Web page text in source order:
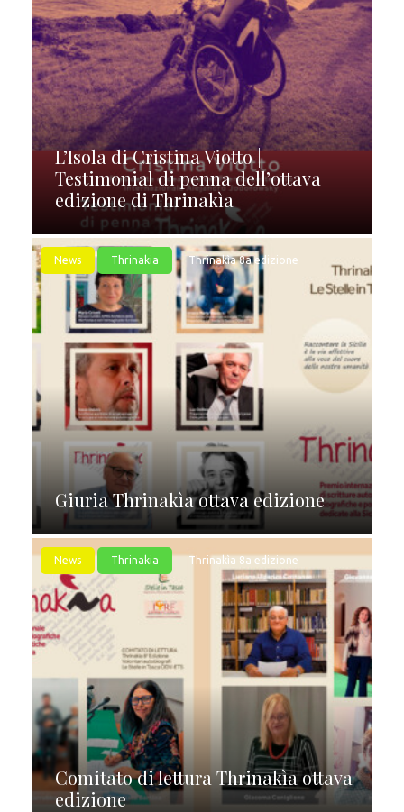
L’Isola di Cristina Viotto |
Testimonial di penna dell’ottava
edizione di Thrinakìa
News Thrinakia Thrinakìa 8a edizione
Giuria Thrinakìa ottava edizione
News Thrinakia Thrinakìa 8a edizione
Comitato di lettura Thrinakìa ottava
edizione